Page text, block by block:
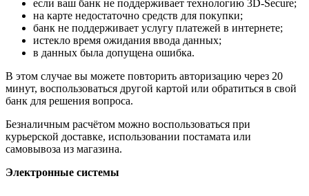
если ваш банк не поддерживает технологию 3D-Secure;
на карте недостаточно средств для покупки;
банк не поддерживает услугу платежей в интернете;
истекло время ожидания ввода данных;
в данных была допущена ошибка.
В этом случае вы можете повторить авторизацию через 20
минут, воспользоваться другой картой или обратиться в свой
банк для решения вопроса.
Безналичным расчётом можно воспользоваться при
курьерской доставке, использовании постамата или
самовывоза из магазина.
Электронные системы